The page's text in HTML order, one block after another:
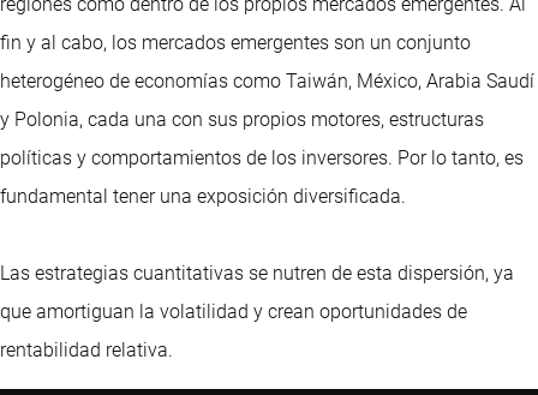
regiones como dentro de los propios mercados emergentes. Al
fin y al cabo, los mercados emergentes son un conjunto
heterogéneo de economías como Taiwán, México, Arabia Saudí
y Polonia, cada una con sus propios motores, estructuras
políticas y comportamientos de los inversores. Por lo tanto, es
fundamental tener una exposición diversificada.
Las estrategias cuantitativas se nutren de esta dispersión, ya
que amortiguan la volatilidad y crean oportunidades de
rentabilidad relativa.